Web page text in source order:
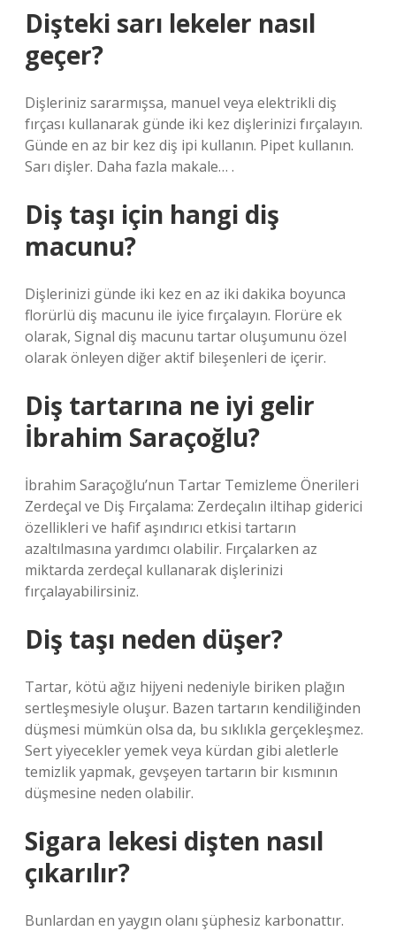
Dişteki sarı lekeler nasıl
geçer?
Dişleriniz sararmışsa, manuel veya elektrikli diş
fırçası kullanarak günde iki kez dişlerinizi fırçalayın.
Günde en az bir kez diş ipi kullanın. Pipet kullanın.
Sarı dişler. Daha fazla makale… .
Diş taşı için hangi diş
macunu?
Dişlerinizi günde iki kez en az iki dakika boyunca
florürlü diş macunu ile iyice fırçalayın. Florüre ek
olarak, Signal diş macunu tartar oluşumunu özel
olarak önleyen diğer aktif bileşenleri de içerir.
Diş tartarına ne iyi gelir
İbrahim Saraçoğlu?
İbrahim Saraçoğlu’nun Tartar Temizleme Önerileri
Zerdeçal ve Diş Fırçalama: Zerdeçalın iltihap giderici
özellikleri ve hafif aşındırıcı etkisi tartarın
azaltılmasına yardımcı olabilir. Fırçalarken az
miktarda zerdeçal kullanarak dişlerinizi
fırçalayabilirsiniz.
Diş taşı neden düşer?
Tartar, kötü ağız hijyeni nedeniyle biriken plağın
sertleşmesiyle oluşur. Bazen tartarın kendiliğinden
düşmesi mümkün olsa da, bu sıklıkla gerçekleşmez.
Sert yiyecekler yemek veya kürdan gibi aletlerle
temizlik yapmak, gevşeyen tartarın bir kısmının
düşmesine neden olabilir.
Sigara lekesi dişten nasıl
çıkarılır?
Bunlardan en yaygın olanı şüphesiz karbonattır.